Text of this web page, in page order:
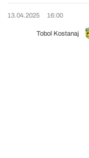
13.04.2025 16:00
Tobol Kostanaj